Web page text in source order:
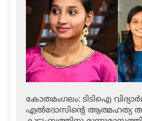
കോതമംഗലം: ടിടിഐ
എല്‍ദോസിന്റെ ആത്മഹത്യ